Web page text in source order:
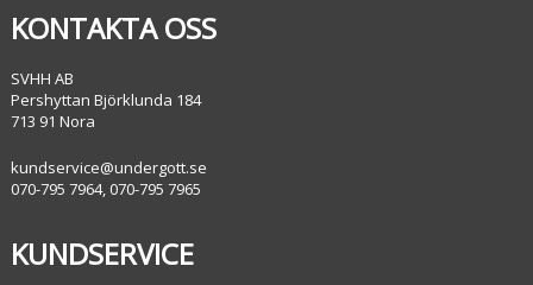
KONTAKTA OSS
SVHH AB
Pershyttan Björklunda 184
713 91 Nora
kundservice@undergott.se
070-795 7964, 070-795 7965
KUNDSERVICE